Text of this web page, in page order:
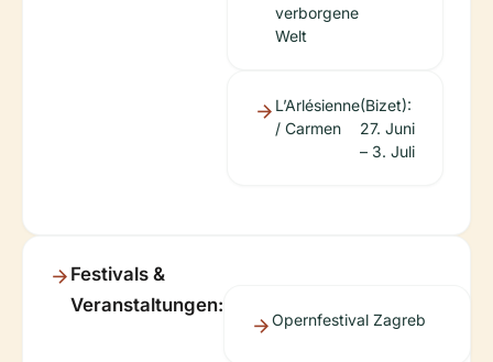
verborgene
Welt
L’Arlésienne
/ Carmen
(Bizet):
27. Juni
– 3. Juli
Festivals &
Veranstaltungen:
Opernfestival Zagreb